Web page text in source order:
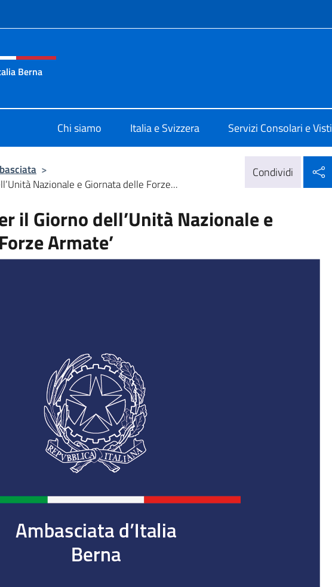
e menù
Berna
Chi siamo Italia e Svizzera Servizi Consolari e Visti
>
Nazionale e Giornata delle Forze...
Condividi
il Giorno dell’Unità Nazionale e
Armate’